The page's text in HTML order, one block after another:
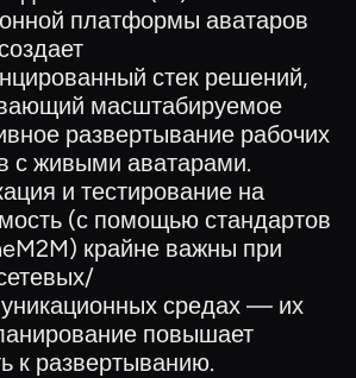
платформы аватаров
стек решений,
масштабируемое
развертывание рабочих
с живыми аватарами.
и тестирование на
(с помощью стандартов
крайне важны при
средах — их
повышает
к развертыванию.